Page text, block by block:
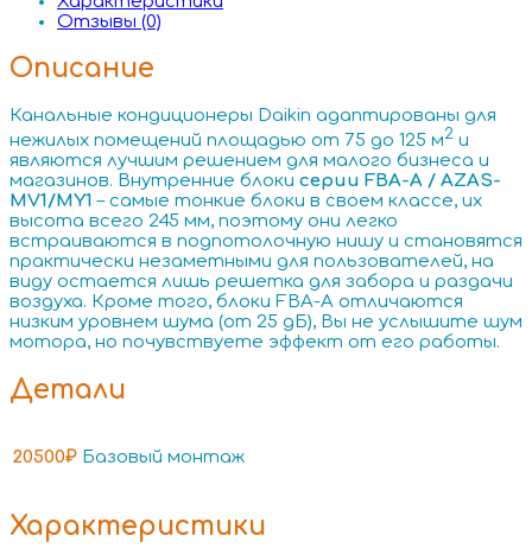
Отзывы (0)
Описание
Канальные кондиционеры Daikin адаптированы для
нежилых помещений площадью от 75 до 125 м2 и
являются лучшим решением для малого бизнеса и
магазинов. Внутренние блоки серии FBA-A / AZAS-
MV1/MY1 – самые тонкие блоки в своем классе, их
высота всего 245 мм, поэтому они легко
встраиваются в подпотолочную нишу и становятся
практически незаметными для пользователей, на
виду остается лишь решетка для забора и раздачи
воздуха. Кроме того, блоки FBA-A отличаются
низким уровнем шума (от 25 дБ), Вы не услышите шум
мотора, но почувствуете эффект от его работы.
Детали
20500₽ Базовый монтаж
Характеристики